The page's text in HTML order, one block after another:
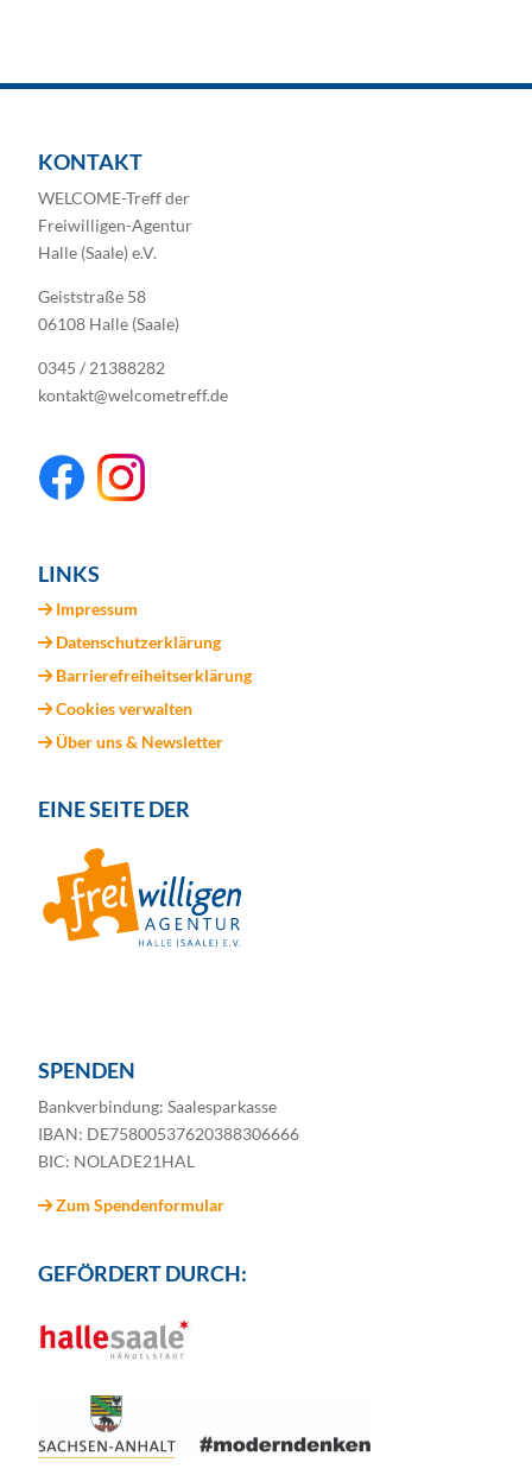
KONTAKT
WELCOME-Treff der
Freiwilligen-Agentur
Halle (Saale) e.V.
Geiststraße 58
06108 Halle (Saale)
0345 / 21388282
kontakt@welcometreff.de
LINKS
Impressum
Datenschutzerklärung
Barrierefreiheitserklärung
Cookies verwalten
Über uns & Newsletter
EINE SEITE DER
SPENDEN
Bankverbindung: Saalesparkasse
IBAN: DE75800537620388306666
BIC: NOLADE21HAL
Zum Spendenformular
GEFÖRDERT DURCH: